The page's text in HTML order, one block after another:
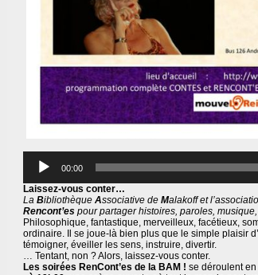
audio
00:00
Laissez-vous conter…
La Bibliothèque Associative de Malakoff et
Rencont’es pour partager histoires, paroles,
Philosophique, fantastique, merveilleux, facétieux,
ordinaire. Il se joue-là bien plus que le simple plaisir
témoigner, éveiller les sens, instruire, divertir.
… Tentant, non ? Alors, laissez-vous conter.
Les soirées RenCont’es de la BAM ! se déroulent